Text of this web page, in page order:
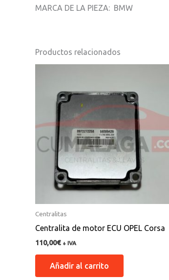
MARCA DE LA PIEZA: BMW
Productos relacionados
Centralitas
Centralita de motor ECU OPEL Corsa
110,00€ + IVA
Añadir al carrito